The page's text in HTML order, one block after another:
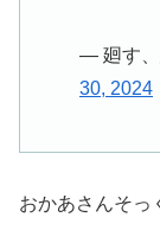
— 廻す、
30, 2024
おかあさんそっ